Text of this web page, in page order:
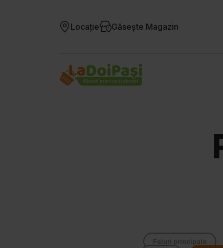
Locație Găsește Magazin
Feluri principale